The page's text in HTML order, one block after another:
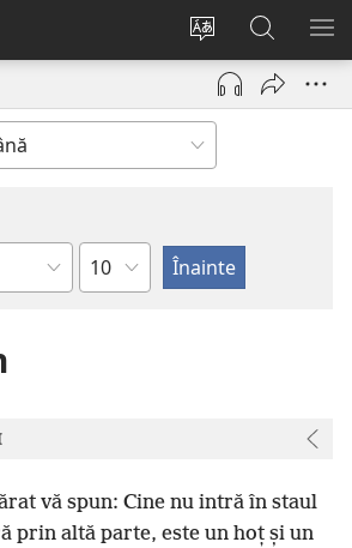
Schimbaţi
limba
site-
ului
Conectează-
deschide
o
Căutați
pe
JW.ORG
Capitol
vă spun: Cine nu intră în staul
prin altă parte, este un hoț și un